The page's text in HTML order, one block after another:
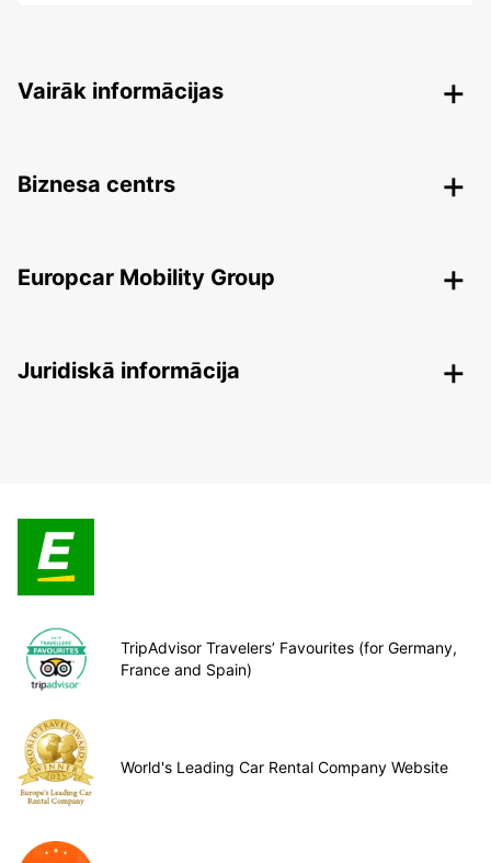
Vairāk informācijas
Biznesa centrs
Europcar Mobility Group
Juridiskā informācija
TripAdvisor Travelers’ Favourites (for Germany,
France and Spain)
World's Leading Car Rental Company Website